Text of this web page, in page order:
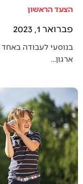
הצעד הראשון
פברואר 1, 2023
בנוסעי לעבודה
ארגון…